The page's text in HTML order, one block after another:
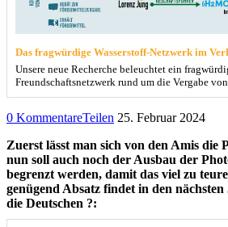
Das fragwürdige Wasserstoff-Netzwerk im
Unsere neue Recherche beleuchtet ein
Freundschaftsnetzwerk rund um die Vergabe
0 KommentareTeilen 25. Februar 2024
Zuerst lässt man sich von den Amis die
nun soll auch noch der Ausbau der
begrenzt werden, damit das viel zu
genügend Absatz findet in den
die Deutschen ?: